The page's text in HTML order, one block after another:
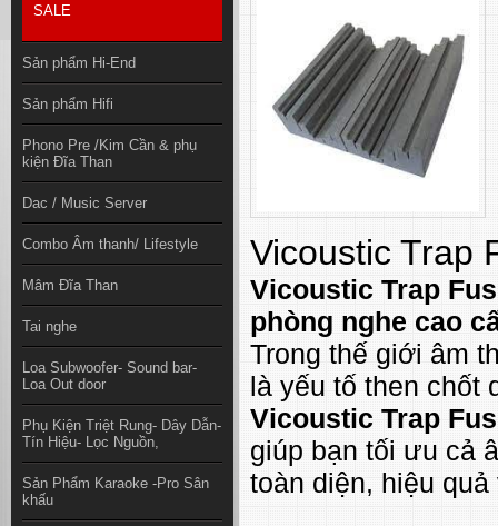
SALE
Sản phẩm Hi-End
Sản phẩm Hifi
Phono Pre /Kim Cần & phụ
kiện Đĩa Than
Dac / Music Server
Combo Âm thanh/ Lifestyle
Mâm Đĩa Than
Tai nghe
Loa Subwoofer- Sound bar-
Loa Out door
Phụ Kiện Triệt Rung- Dây Dẫn-
Tín Hiệu- Lọc Nguồn,
Sản Phẩm Karaoke -Pro Sân
khấu
Vicoustic Trap
Vicoustic Trap
phòng nghe cao
Trong thế giới âm
là yếu tố then chốt
Vicoustic Trap
giúp bạn tối ưu cả
toàn diện, hiệu